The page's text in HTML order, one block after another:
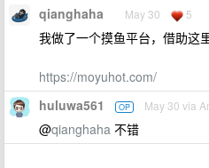
qianghaha May 30 5
我做了一个摸鱼平台，借助这
https://moyuhot.com/
huluwa561 OP May 30 via
@qianghaha 不错